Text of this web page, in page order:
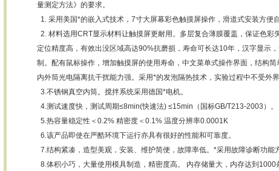
量测定方法》的要求。
1. 采用美国*的嵌入式技术，7寸大屏幕彩色触摸屏操作，滑道式安装方便自
2. 材料选用CRT显示材料让触摸屏更耐用。多层复合薄膜覆盖，保证色彩
定位精度高，有效出没区域高达90%抗磨损，寿命可长达10年，汉字显示
制。配有鼠标操作，增加触摸屏的使用寿命，中文菜单式操作界面，结构
内外筒光电隔离抗干扰能力强。采用*的发泡隔热技术，实验过程中不受外界
3.不锈钢真空内筒。搅拌系统采用德国*电机。
4.测试速度快，测试周期≤8min(快速法) ≤15min（国标GB/T213-2003）。
5.热容量稳定性＜0.2% 精密度＜0.1% 温度分辨率0.0001K
6.该产品即使在严酷环境下运行亦具有很好的性能和可靠度。
7.结构紧凑，造型美观，安装、维护简便，故障率低。*采用故障诊断功能
8.体积小巧，大量使用模具制造，精密度高。 内存储量大，内存达到